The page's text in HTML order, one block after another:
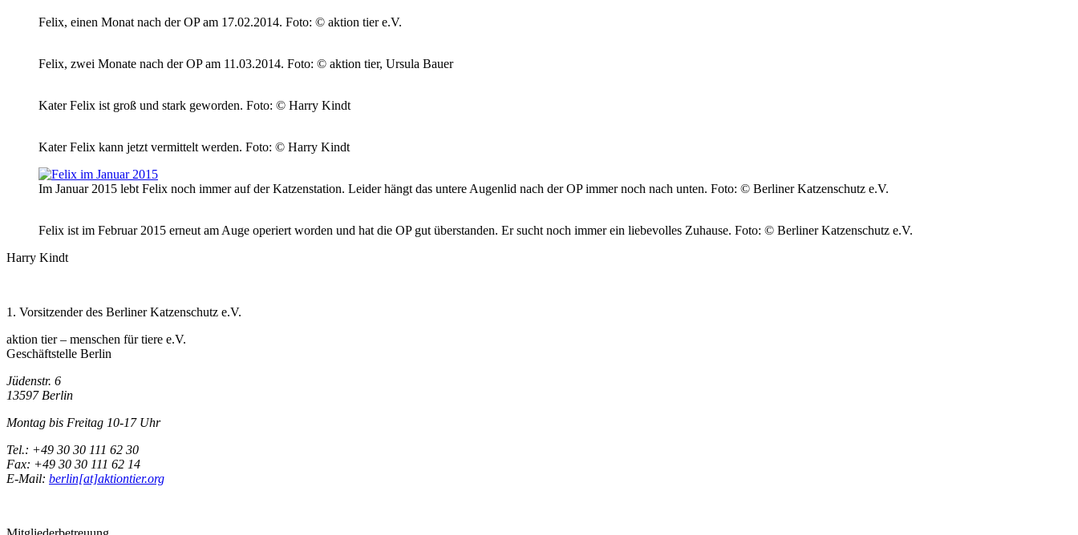
Felix, einen Monat nach der OP am 17.02.2014. Foto: © aktion tier e.V.
Felix, zwei Monate nach der OP am 11.03.2014. Foto: © aktion tier, Ursula Bauer
Kater Felix ist groß und stark geworden. Foto: © Harry Kindt
Kater Felix kann jetzt vermittelt werden. Foto: © Harry Kindt
Im Januar 2015 lebt Felix noch immer auf der Katzenstation. Leider hängt das untere Augenlid nach der OP immer noch nach unten. Foto: © Berliner Katzenschutz e.V.
Felix ist im Februar 2015 erneut am Auge operiert worden und hat die OP gut überstanden. Er sucht noch immer ein liebevolles Zuhause. Foto: © Berliner Katzenschutz e.V.
Harry Kindt
1. Vorsitzender des Berliner Katzenschutz e.V.
aktion tier – menschen für tiere e.V.
Geschäftstelle Berlin
Jüdenstr. 6
13597 Berlin
Montag bis Freitag 10-17 Uhr
Tel.: +49 30 30 111 62 30
Fax: +49 30 30 111 62 14
E-Mail: berlin[at]aktiontier.org